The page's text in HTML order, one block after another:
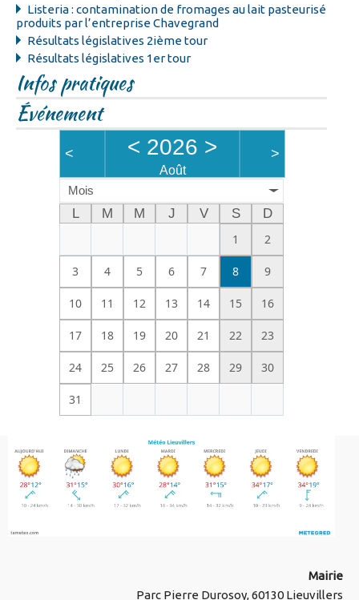
Listeria : contamination de fromages au lait pasteurisé
produits par l’entreprise Chavegrand
Résultats législatives 2ième tour
Résultats législatives 1er tour
Infos pratiques
Événement
< < 2026 >
Août
>
Mois
L M M J V S
D
1
2
3 4 5 6 7 8 9
10 11 12 13 14 15 16
17 18 19 20 21 22 23
24 25 26 27 28 29 30
31
Mairie
Parc Pierre Durosoy, 60130 Lieuvillers